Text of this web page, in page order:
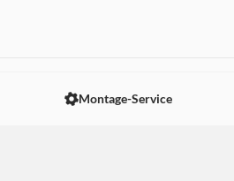
Montage-Service